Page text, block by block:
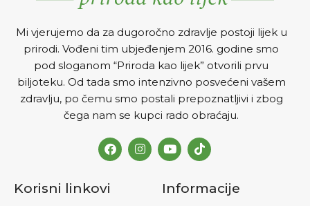
Mi vjerujemo da za dugoročno zdravlje postoji lijek u
prirodi. Vođeni tim ubjeđenjem 2016. godine smo
pod sloganom “Priroda kao lijek” otvorili prvu
biljoteku. Od tada smo intenzivno posvećeni vašem
zdravlju, po čemu smo postali prepoznatljivi i zbog
čega nam se kupci rado obraćaju.
Korisni linkovi Informacije